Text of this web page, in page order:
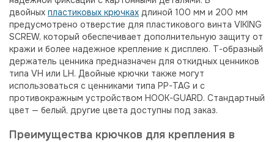
двойных пластиковых крючках длиной 100 мм и 200 мм
предусмотрено отверстие для пластикового винта VIKING
SCREW, который обеспечивает дополнительную защиту от
кражи и более надежное крепление к дисплею. Т-образный
держатель ценника предназначен для откидных ценников
типа VH или LH. Двойные крючки также могут
использоваться с ценниками типа PP-TAG и с
противокражным устройством HOOK-GUARD. Стандартный
цвет — белый, другие цвета доступны под заказ.
Преимущества крючков для крепления в